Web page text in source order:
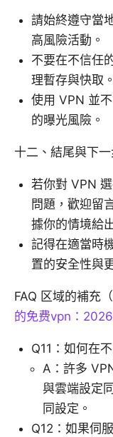
請始終遵守當
高風險活動。
不要在不信任
理暫存與快取。
使用 VPN 並
的曝光風險。
十二、結尾與下一
若你對 VPN
問題，歡迎留
據你的情境給
記得在適當時
置的安全性與
FAQ 区域的補充
的免费vpn：
Q11：如何在
A：許多
與雲端設定
同設定。
Q12：如果伺